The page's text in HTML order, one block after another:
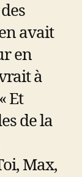
avait
en
à
Et
de la
Max,